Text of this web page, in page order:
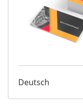
Deutsch